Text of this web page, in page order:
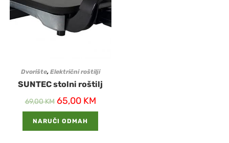
Dvorište, Električni roštilji
SUNTEC stolni roštilj
69,00KM 65,00 KM
NARUČI ODMAH